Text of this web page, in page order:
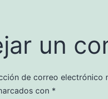
un
de correo electrónico
con *